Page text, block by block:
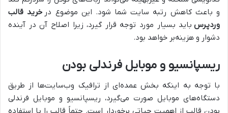
و باعث کاهش رتبه سایت شما شود. این موضوع در خرید قالب
وردپرس باید بسیار مورد توجه قرار گیرد، زیرا اصلاح آن در آینده
دشوار و هزینه‌بر خواهد بود.
ریسپانسیو و موبایل فرندلی بودن
با توجه به اینکه بخش عمده‌ای از ترافیک وب‌سایت‌ها از طریق
دستگاه‌های موبایل صورت می‌گیرد، ریسپانسیو و موبایل فرندلی
بودن قالب از اهمیت حیاتی برخوردار است. حتماً قالب را با استفاده